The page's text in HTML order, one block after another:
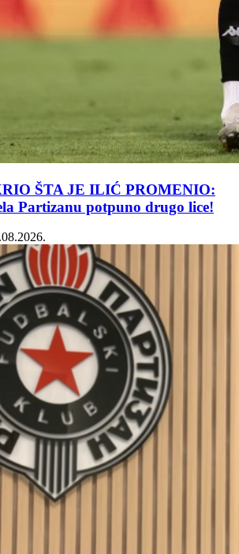
ŠTA JE ILIĆ PROMENIO:
Partizanu potpuno drugo lice!